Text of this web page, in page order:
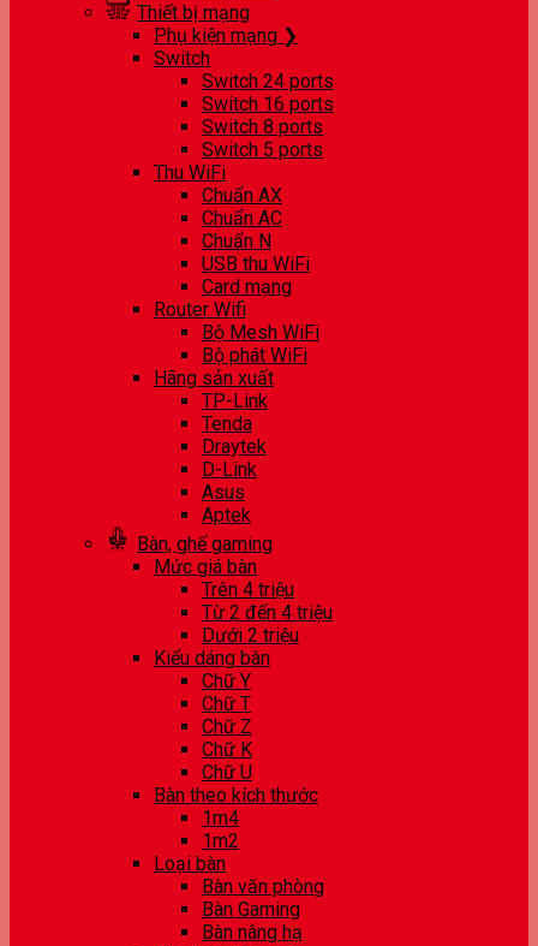
Thiết bị mạng
Phụ kiện mạng ❯
Switch
Switch 24 ports
Switch 16 ports
Switch 8 ports
Switch 5 ports
Thu WiFi
Chuẩn AX
Chuẩn AC
Chuẩn N
USB thu WiFi
Card mạng
Router Wifi
Bộ Mesh WiFi
Bộ phát WiFi
Hãng sản xuất
TP-Link
Tenda
Draytek
D-Link
Asus
Aptek
Bàn, ghế gaming
Mức giá bàn
Trên 4 triệu
Từ 2 đến 4 triệu
Dưới 2 triệu
Kiểu dáng bàn
Chữ Y
Chữ T
Chữ Z
Chữ K
Chữ U
Bàn theo kích thước
1m4
1m2
Loại bàn
Bàn văn phòng
Bàn Gaming
Bàn nâng hạ